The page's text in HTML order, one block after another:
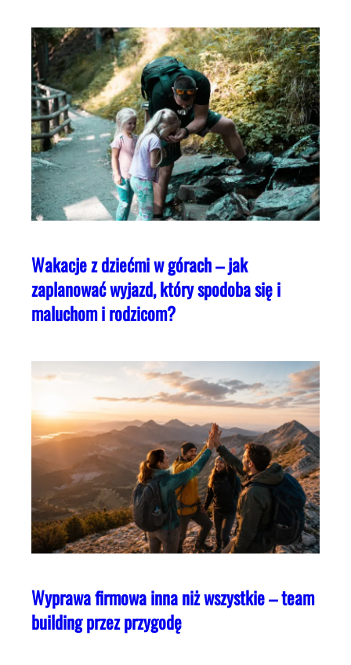
Wakacje z dziećmi w górach – jak
zaplanować wyjazd, który spodoba się i
maluchom i rodzicom?
Wyprawa firmowa inna niż wszystkie – team
building przez przygodę